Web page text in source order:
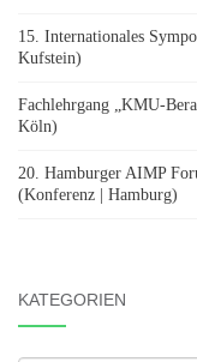
15. Internationales
Kufstein)
Fachlehrgang „KMU-
Köln)
20. Hamburger AIMP
(Konferenz | Hamburg)
KATEGORIEN